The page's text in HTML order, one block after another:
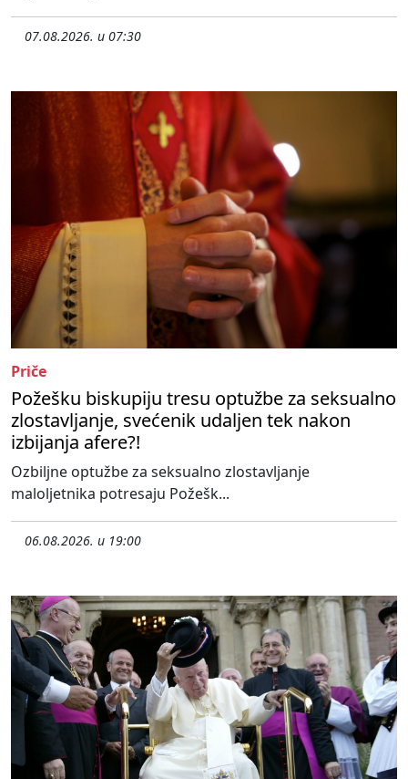
07.08.2026. u 07:30
Priče
Požešku biskupiju tresu optužbe za seksualno
zlostavljanje, svećenik udaljen tek nakon
izbijanja afere?!
Ozbiljne optužbe za seksualno zlostavljanje
maloljetnika potresaju Požešk...
06.08.2026. u 19:00